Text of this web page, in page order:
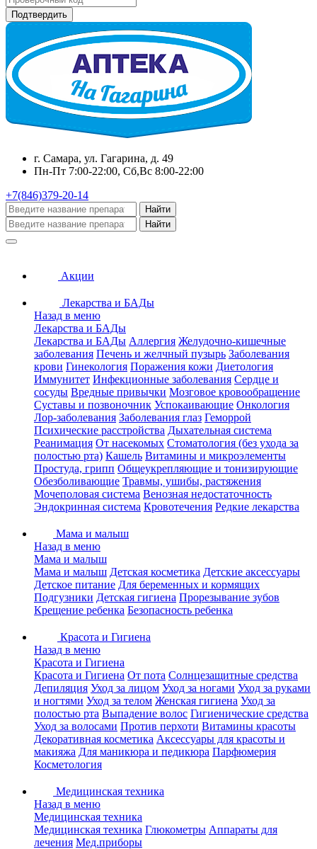
г. Самара, ул. Гагарина, д. 49
Пн-Пт 7:00-22:00, Сб,Вс 8:00-22:00
+7(846)379-20-14
Найти
Найти
Акции
Лекарства и БАДы
Назад в меню
Лекарства и БАДы
Лекарства и БАДы Аллергия Желудочно-кишечные
заболевания Печень и желчный пузырь Заболевания
крови Гинекология Поражения кожи Диетология
Иммунитет Инфекционные заболевания Сердце и
сосуды Вредные привычки Мозговое кровообращение
Суставы и позвоночник Успокаивающие Онкология
Лор-заболевания Заболевания глаз Геморрой
Психические расстройства Дыхательная система
Реанимация От насекомых Стоматология (без ухода за
полостью рта) Кашель Витамины и микроэлементы
Простуда, грипп Общеукрепляющие и тонизирующие
Обезболивающие Травмы, ушибы, растяжения
Мочеполовая система Венозная недостаточность
Эндокринная система Кровотечения Редкие лекарства
Мама и малыш
Назад в меню
Мама и малыш
Мама и малыш Детская косметика Детские аксессуары
Детское питание Для беременных и кормящих
Подгузники Детская гигиена Прорезывание зубов
Крещение ребенка Безопасность ребенка
Красота и Гигиена
Назад в меню
Красота и Гигиена
Красота и Гигиена От пота Солнцезащитные средства
Депиляция Уход за лицом Уход за ногами Уход за руками
и ногтями Уход за телом Женская гигиена Уход за
полостью рта Выпадение волос Гигиенические средства
Уход за волосами Против перхоти Витамины красоты
Декоративная косметика Аксессуары для красоты и
макияжа Для маникюра и педикюра Парфюмерия
Косметология
Медицинская техника
Назад в меню
Медицинская техника
Медицинская техника Глюкометры Аппараты для
лечения Мед.приборы